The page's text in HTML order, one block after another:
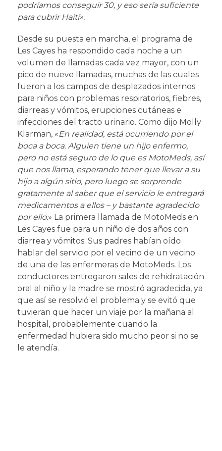
podríamos conseguir 30, y eso sería suficiente
para cubrir Haití».
Desde su puesta en marcha, el programa de
Les Cayes ha respondido cada noche a un
volumen de llamadas cada vez mayor, con un
pico de nueve llamadas, muchas de las cuales
fueron a los campos de desplazados internos
para niños con problemas respiratorios, fiebres,
diarreas y vómitos, erupciones cutáneas e
infecciones del tracto urinario. Como dijo Molly
Klarman, «En realidad, está ocurriendo por el
boca a boca. Alguien tiene un hijo enfermo,
pero no está seguro de lo que es MotoMeds, así
que nos llama, esperando tener que llevar a su
hijo a algún sitio, pero luego se sorprende
gratamente al saber que el servicio le entregará
medicamentos a ellos – y bastante agradecido
por ello.» La primera llamada de MotoMeds en
Les Cayes fue para un niño de dos años con
diarrea y vómitos. Sus padres habían oído
hablar del servicio por el vecino de un vecino
de una de las enfermeras de MotoMeds. Los
conductores entregaron sales de rehidratación
oral al niño y la madre se mostró agradecida, ya
que así se resolvió el problema y se evitó que
tuvieran que hacer un viaje por la mañana al
hospital, probablemente cuando la
enfermedad hubiera sido mucho peor si no se
le atendía.